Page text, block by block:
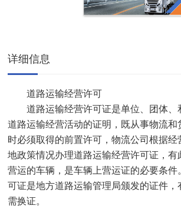
详细信息
道路运输经营许可
道路运输经营许可证是单位、团体、
道路运输经营活动的证明，既从事物流和
时必须取得的前置许可，物流公司根据经
地政策情况办理道路运输经营许可证，有
营运的车辆，是车辆上营运证的必要条件
可证是地方道路运输管理局颁发的证件，
需换证。